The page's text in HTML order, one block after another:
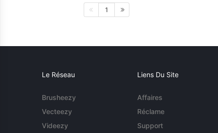
1
Le Réseau
Brusheezy
Vecteezy
Videezy
Liens Du Site
Affaires
Réclame
Support